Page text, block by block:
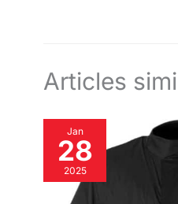
Articles
Jan
28
2025